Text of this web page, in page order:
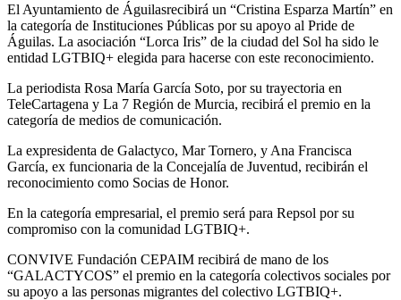
El Ayuntamiento de Águilasrecibirá un “Cristina Esparza Martín” en
la categoría de Instituciones Públicas por su apoyo al Pride de
Águilas. La asociación “Lorca Iris” de la ciudad del Sol ha sido le
entidad LGTBIQ+ elegida para hacerse con este reconocimiento.
La periodista Rosa María García Soto, por su trayectoria en
TeleCartagena y La 7 Región de Murcia, recibirá el premio en la
categoría de medios de comunicación.
La expresidenta de Galactyco, Mar Tornero, y Ana Francisca
García, ex funcionaria de la Concejalía de Juventud, recibirán el
reconocimiento como Socias de Honor.
En la categoría empresarial, el premio será para Repsol por su
compromiso con la comunidad LGTBIQ+.
CONVIVE Fundación CEPAIM recibirá de mano de los
“GALACTYCOS” el premio en la categoría colectivos sociales por
su apoyo a las personas migrantes del colectivo LGTBIQ+.